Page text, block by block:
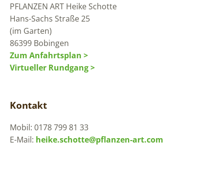
PFLANZEN ART Heike Schotte
Hans-Sachs Straße 25
(im Garten)
86399 Bobingen
Zum Anfahrtsplan >
Virtueller Rundgang >
Kontakt
Mobil: 0178 799 81 33
E-Mail: heike.schotte@pflanzen-art.com